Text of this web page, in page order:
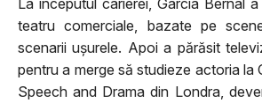
teatru comerciale, bazate pe
scenarii ușurele. Apoi a părăsit
pentru a merge să studieze actoria la
Speech and Drama din Londra,